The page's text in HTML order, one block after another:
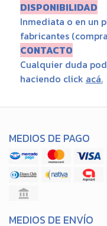
DISPONIBILIDAD
Inmediata o en un
fabricantes
CONTACTO
Cualquier duda
haciendo click acá.
MEDIOS DE PAGO
MEDIOS DE ENVÍO